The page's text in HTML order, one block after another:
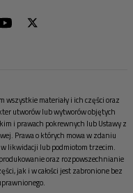
wszystkie materiały i ich części oraz
utworów lub wytworów objętych
i prawach pokrewnych lub Ustawy z
Prawa o których mowa w zdaniu
w likwidacji lub podmiotom trzecim.
oraz rozpowszechnianie
jak i w całości jest zabronione bez